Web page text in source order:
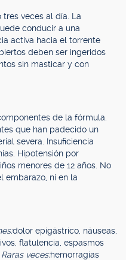
veces al día. La
conducir a una
activa hacia el torrente
deben ser ingeridos
sin masticar y con
de la fórmula.
que han padecido un
severa. Insuficiencia
Hipotensión por
menores de 12 años. No
embarazo, ni en la
dolor epigástrico, náuseas,
flatulencia, espasmos
Raras veces:hemorragias